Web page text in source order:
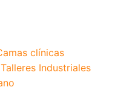
clínicas
Industriales